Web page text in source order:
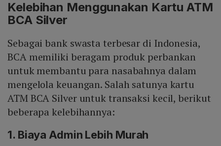
Kelebihan Menggunakan Kartu ATM
BCA Silver
Sebagai bank swasta terbesar di Indonesia,
BCA memiliki beragam produk perbankan
untuk membantu para nasabahnya dalam
mengelola keuangan. Salah satunya kartu
ATM BCA Silver untuk transaksi kecil, berikut
beberapa kelebihannya:
1. Biaya Admin Lebih Murah